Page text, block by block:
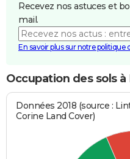
Recevez nos astuces et
mail.
En savoir plus sur notre politique
Occupation des sols à
Données 2018 (source :
Corine Land Cover)